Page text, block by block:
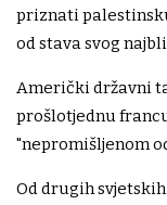
priznati
od stava svog
Američki državni
prošlotjednu
"nepromišljenom
Od drugih